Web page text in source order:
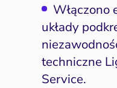
Włączono
układy
techniczne
Service.